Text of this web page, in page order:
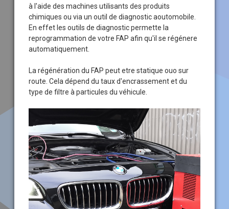
à l'aide des machines utilisants des produits
chimiques ou via un outil de diagnostic aoutomobile.
En effet les outils de diagnostic permette la
reprogrammation de votre FAP afin qu'il se régénere
automatiquement.
La régénération du FAP peut etre statique ouo sur
route. Cela dépend du taux d'encrassement et du
type de filtre à particules du véhicule.